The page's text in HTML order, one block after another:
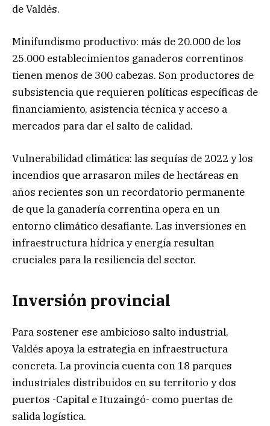
de Valdés.
Minifundismo productivo: más de 20.000 de los
25.000 establecimientos ganaderos correntinos
tienen menos de 300 cabezas. Son productores de
subsistencia que requieren políticas específicas de
financiamiento, asistencia técnica y acceso a
mercados para dar el salto de calidad.
Vulnerabilidad climática: las sequías de 2022 y los
incendios que arrasaron miles de hectáreas en
años recientes son un recordatorio permanente
de que la ganadería correntina opera en un
entorno climático desafiante. Las inversiones en
infraestructura hídrica y energía resultan
cruciales para la resiliencia del sector.
Inversión provincial
Para sostener ese ambicioso salto industrial,
Valdés apoya la estrategia en infraestructura
concreta. La provincia cuenta con 18 parques
industriales distribuidos en su territorio y dos
puertos -Capital e Ituzaingó- como puertas de
salida logística.